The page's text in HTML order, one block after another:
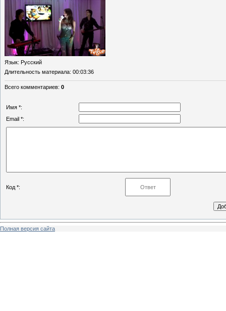
Язык: Русский
Длительность материала: 00:03:36
Всего комментариев: 0
Имя *:
Email *:
Код *:
Полная версия сайта